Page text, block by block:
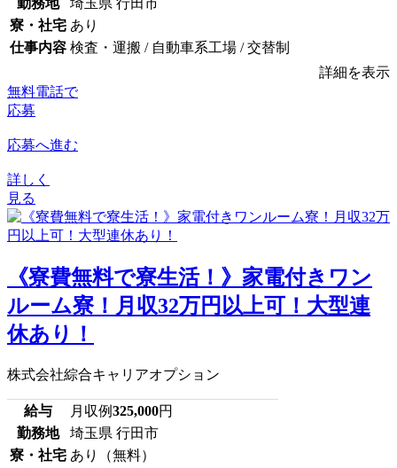
勤務地
埼玉県 行田市
寮・社宅 あり
仕事内容 検査・運搬 / 自動車系工場 / 交替制
詳細を表示
無料電話で
応募
応募へ進む
詳しく
見る
《寮費無料で寮生活！》家電付きワン
ルーム寮！月収32万円以上可！大型連
休あり！
株式会社綜合キャリアオプション
給与 月収例325,000円
勤務地
埼玉県 行田市
寮・社宅 あり（無料）